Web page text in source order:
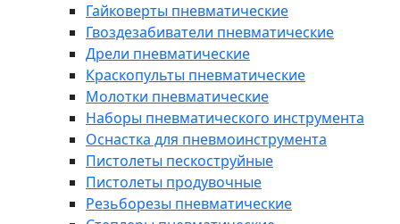
Гайковерты пневматические
Гвоздезабиватели пневматические
Дрели пневматические
Краскопульты пневматические
Молотки пневматические
Наборы пневматического инструмента
Оснастка для пневмоинструмента
Пистолеты пескоструйные
Пистолеты продувочные
Резьборезы пневматические